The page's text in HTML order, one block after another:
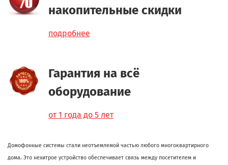
накопительные скидки
подробнее
Гарантия на всё
оборудование
от 1 года до 5 лет
Домофонные системы стали неотъемлемой частью любого многоквартирного
дома. Это нехитрое устройство обеспечивает связь между посетителем и